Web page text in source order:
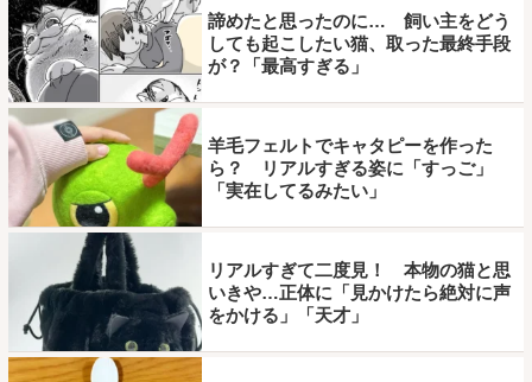
諦めたと思ったのに… 飼い主をどう
しても起こしたい猫、取った最終手段
が？「最高すぎる」
羊毛フェルトでキャタピーを作った
ら？ リアルすぎる姿に「すっご」
「実在してるみたい」
リアルすぎて二度見！ 本物の猫と思
いきや…正体に「見かけたら絶対に声
をかける」「天才」